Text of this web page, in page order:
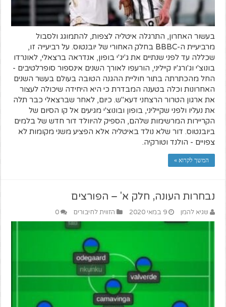
בעשור האחרון, התרגלה איטליה לצפות, להתמוגג ולסבול
מרביעיית ה-BBBC בחלק האחורי של יובנטוס. על רביעייה זו,
שכללה עד לפני שנתיים את ג'יג'י בופון, אנדראה ברצאלי, לאונרדו
בונוצ'י וג'ורג'יו קייליני, הורעפו לאורך השנים אינספור סופרלטיבים -
החל מהכתרתה בתור חוליית ההגנה הטובה בעולם בעשר השנים
האחרונות וכלה בטענה המבדרת כי היא היחידה שיכולה לעצור
את ארגון הטרור הרצחני דעא"ש. כיום, לאחר שברצאלי כבר תלה
את נעליו ולפני שקייליני, בופון ובונוצ'י מגיעים אל קו הסיום של
הקריירות המרשימות שלהם, הספיק להיוולד דור חדש של בלמים
ביובנטוס. דור שלא נולד באיטליה אלא הפציע משני מקומות לא
צפויים - הולנד וטורקיה.
המשך לקרוא »
נבחרות העונה, חלק א' – הפורצים
שגיא להמן 9 במאי 2020 הזווית לחיבורים 0